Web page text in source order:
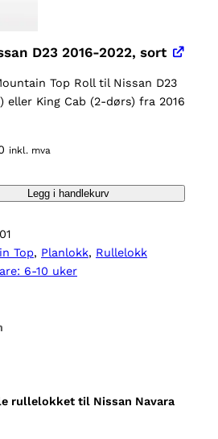
D23 2016-2022, sort
Top Roll til Nissan D23
eller King Cab (2-dørs) fra 2016
inkl. mva
Legg i handlekurv
Top, Planlokk, Rullelokk
6-10 uker
rullelokket til Nissan Navara